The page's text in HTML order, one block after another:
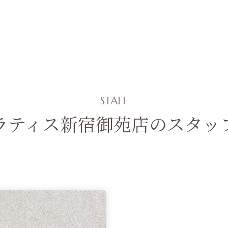
STAFF
ティス新宿御苑店のスタッ